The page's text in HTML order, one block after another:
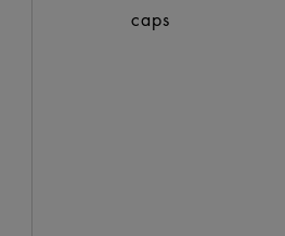
caps